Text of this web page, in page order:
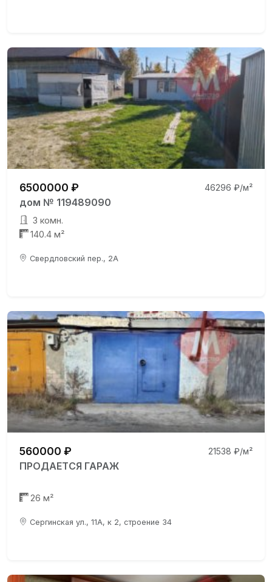
6500000 ₽ 46296 ₽/м²
дом № 119489090
3 комн.
140.4 м²
Свердловский пер., 2А
560000 ₽ 21538 ₽/м²
ПРОДАЕТСЯ ГАРАЖ
26 м²
Сергинская ул., 11А, к 2, строение 34